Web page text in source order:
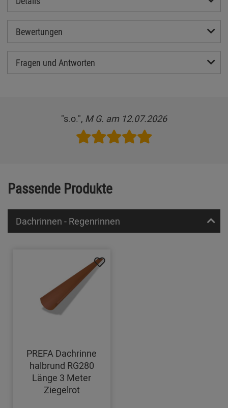
Bewertungen
Fragen und Antworten
"s.o.", M G. am 12.07.2026
Passende Produkte
Dachrinnen - Regenrinnen
PREFA Dachrinne
halbrund RG280
Länge 3 Meter
Ziegelrot